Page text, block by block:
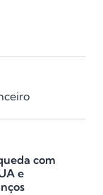
com
e